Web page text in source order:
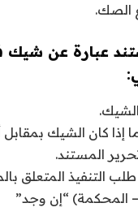
الصك.
عبارة عن شيك
إذا كان الشيك بمقابل
المستند.
طلب التنفيذ المتعلق
– المحكمة) “إن وجد”